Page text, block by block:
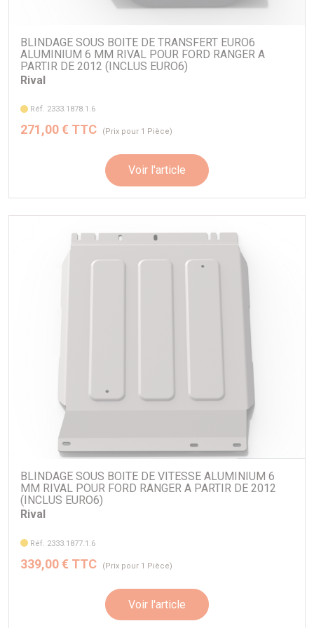
blindage aluminium 6 mm
Hauteur: 120 mm
Référence: 2333.1841.1.6
Poids: 4,2 kg
Référence: 2333.1876.1.6
- Blindage boite de vitesse
Longueur: 482 mm
Largeur: 650 mm
BLINDAGE SOUS BOITE DE TRANSFERT EURO6
ALUMINIUM 6 MM RIVAL POUR FORD RANGER A
PARTIR DE 2012 (INCLUS EURO6)
Rival
Réf. 2333.1878.1.6
271,00 € TTC (Prix pour 1 Pièce)
Voir l'article
BLINDAGE SOUS BOITE DE VITESSE ALUMINIUM 6
MM RIVAL POUR FORD RANGER A PARTIR DE 2012
(INCLUS EURO6)
Rival
Réf. 2333.1877.1.6
339,00 € TTC (Prix pour 1 Pièce)
Voir l'article